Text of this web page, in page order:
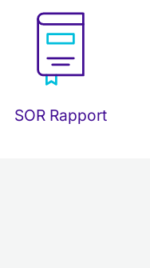
SOR Rapport